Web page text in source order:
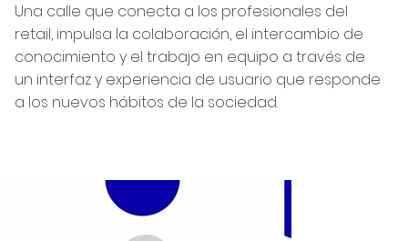
Una calle que conecta a los profesionales del
retail, impulsa la colaboración, el intercambio de
conocimiento y el trabajo en equipo a través de
un interfaz y experiencia de usuario que responde
a los nuevos hábitos de la sociedad.